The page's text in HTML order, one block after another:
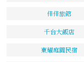
佳佳旅館
千台大飯店
東耀庭園民宿